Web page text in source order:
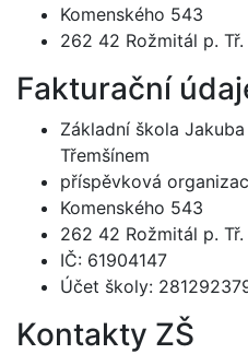
Komenského 543
262 42 Rožmitál p. Tř.
Fakturační
Základní škola
Třemšínem
příspěvková
Komenského 543
262 42 Rožmitál p. Tř.
IČ: 61904147
Účet školy:
Kontakty ZŠ